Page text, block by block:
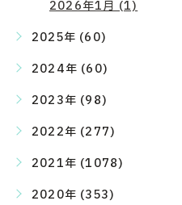
2026年1月 (1)
2025年 (60)
2024年 (60)
2023年 (98)
2022年 (277)
2021年 (1078)
2020年 (353)